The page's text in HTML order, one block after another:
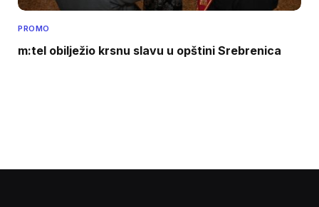
PROMO
m:tel obilježio krsnu slavu u opštini Srebrenica